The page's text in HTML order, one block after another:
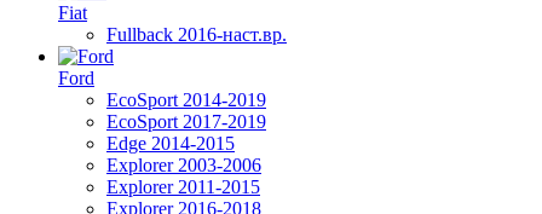
Fiat
Fullback 2016-наст.вр.
Ford
EcoSport 2014-2019
EcoSport 2017-2019
Edge 2014-2015
Explorer 2003-2006
Explorer 2011-2015
Explorer 2016-2018